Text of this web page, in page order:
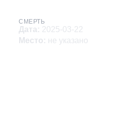
СМЕРТЬ
Дата: 2025-03-22
Место: не указано